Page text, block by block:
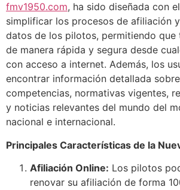
fmv1950.com, ha sido diseñada con
simplificar los procesos de afiliación
datos de los pilotos, permitiendo que
de manera rápida y segura desde
con acceso a internet. Además, los
encontrar información detallada
competencias, normativas vigentes,
y noticias relevantes del mundo del
nacional e internacional.
Principales Características de la
Afiliación Online: Los pilotos
renovar su afiliación de forma